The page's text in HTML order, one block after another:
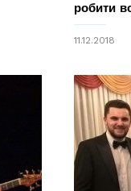
робити
11.12.2018